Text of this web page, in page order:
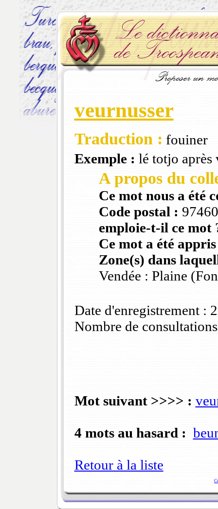
veurnusser
Traduction : fouiner
Exemple : lé totjo après
A propos du
Ce mot nous a été
Code postal :
emploie-t-il ce mot
Ce mot a été
Zone(s) dans
Vendée : Plaine
Date d'enregistrement :
Nombre de
Mot suivant >>>> :
4 mots au hasard :
Retour à la liste